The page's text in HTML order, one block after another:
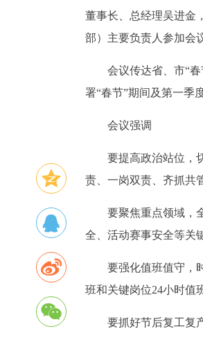
董事长、总经理吴进金
部）主要负责人参加会
会议传达省、市“
署“春节”期间及第一季
会议强调
要提高政治站位，
责、一岗双责、齐抓共
要聚焦重点领域，
全、活动赛事安全等关
要强化值班值守，
班和关键岗位24小时值
要抓好节后复工复